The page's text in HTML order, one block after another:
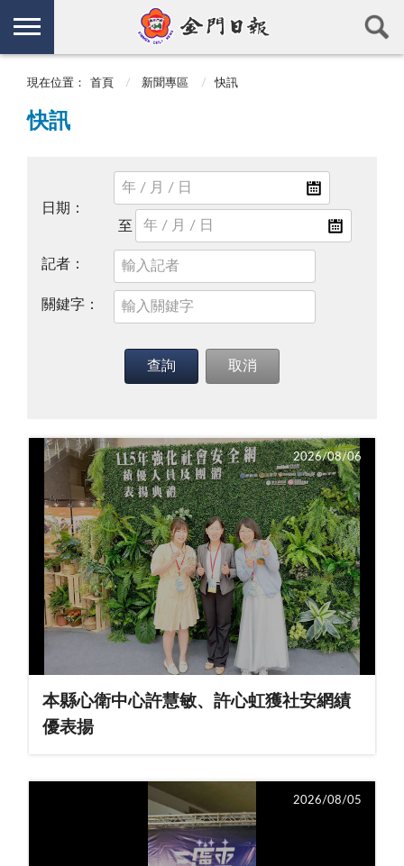
現在位置： 首頁 新聞專區 快訊
快訊
日期：
記者：
關鍵字：
本縣心衛中心許慧敏、許心虹獲社安網績
優表揚
2026/08/06
2026/08/05